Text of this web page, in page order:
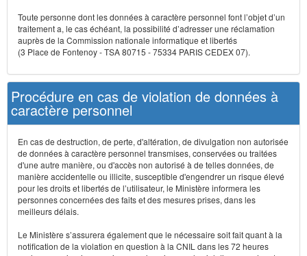
Toute personne dont les données à caractère personnel font l’objet d’un
traitement a, le cas échéant, la possibilité d’adresser une réclamation
auprès de la Commission nationale informatique et libertés
(3 Place de Fontenoy - TSA 80715 - 75334 PARIS CEDEX 07).
Procédure en cas de violation de données à
caractère personnel
En cas de destruction, de perte, d'altération, de divulgation non autorisée
de données à caractère personnel transmises, conservées ou traitées
d'une autre manière, ou d'accès non autorisé à de telles données, de
manière accidentelle ou illicite, susceptible d'engendrer un risque élevé
pour les droits et libertés de l’utilisateur, le Ministère informera les
personnes concernées des faits et des mesures prises, dans les
meilleurs délais.
Le Ministère s’assurera également que le nécessaire soit fait quant à la
notification de la violation en question à la CNIL dans les 72 heures